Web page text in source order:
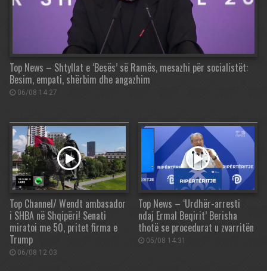
Top News – Shtyllat e ‘Besës’ së Ramës, mesazhi për socialistët:
Besim, empati, shërbim dhe angazhim
06/08 14:27
Top Channel/ Wendt ambasador
i SHBA në Shqipëri! Senati
miratoi me 50, pritet firma e
Trump
06/08 12:03
Top News – ‘Urdhër-arresti
ndaj Ermal Beqirit’ Berisha
thotë se procedurat u zvarritën
05/08 14:31